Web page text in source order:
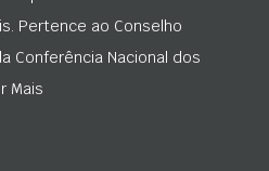
Pertence ao Conselho
Conferência Nacional dos
Mais